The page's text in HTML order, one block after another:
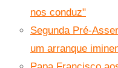
nos conduz"
Segunda Pré-
um arranque